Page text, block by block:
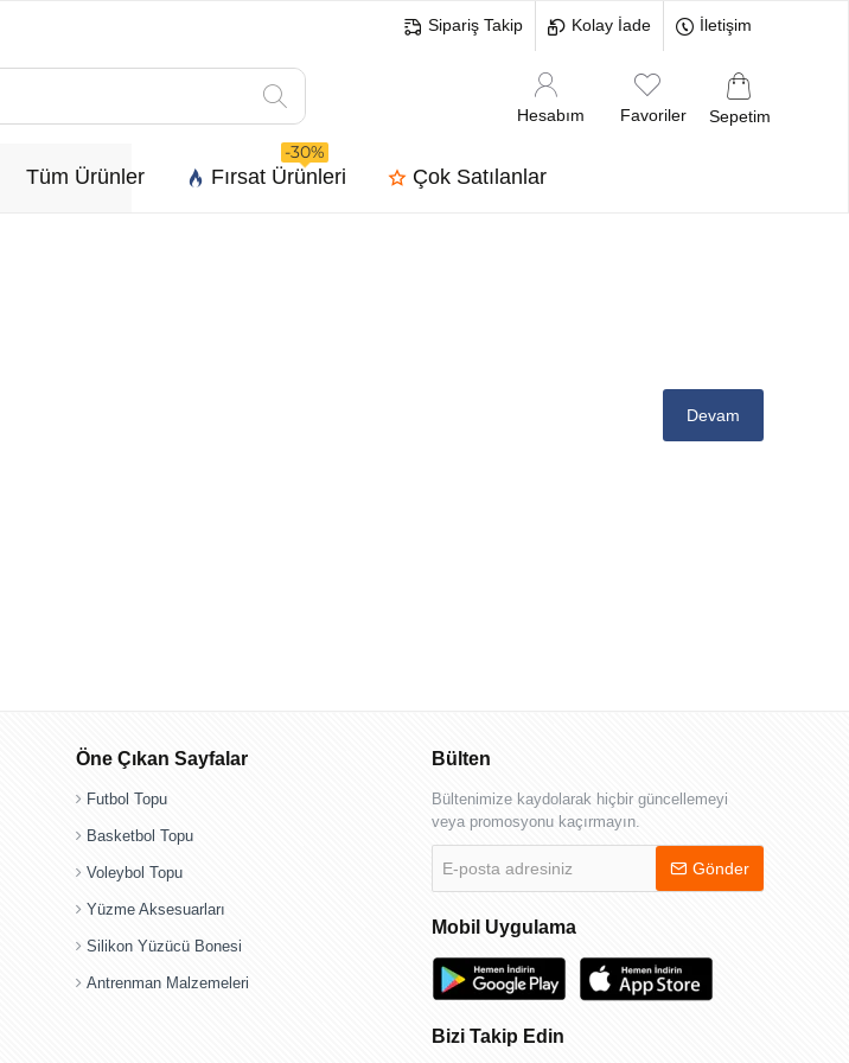
Sipariş Takip Kolay İade İletişim
Hesabım Favoriler Sepetim
Tüm Ürünler Fırsat Ürünleri
-30%
Çok Satılanlar
Devam
Öne Çıkan Sayfalar
Futbol Topu
Basketbol Topu
Voleybol Topu
Yüzme Aksesuarları
Silikon Yüzücü Bonesi
Antrenman Malzemeleri
Bülten
Bültenimize kaydolarak hiçbir güncellemeyi
veya promosyonu kaçırmayın.
posta
Gönder
Mobil Uygulama
Bizi Takip Edin